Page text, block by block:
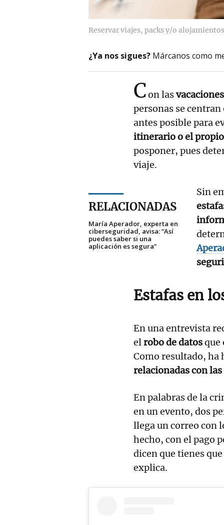
Reservar viajes, packs y/o
¿Ya nos sigues? Márcanos como
Con las
personas se
antes posible para
itinerario o el
posponer, pues
viaje.
RELACIONADAS
María Aperador, experta en
ciberseguridad, avisa: “Así
puedes saber si una
aplicación es segura”
Sin
Estafas en
En una entrevista
elrobo de datosque
Como resultado, ha
relacionadas con
En palabras de la
en un evento, dos
llega un correo con
hecho, con el pago
dicen que tienes
explica.